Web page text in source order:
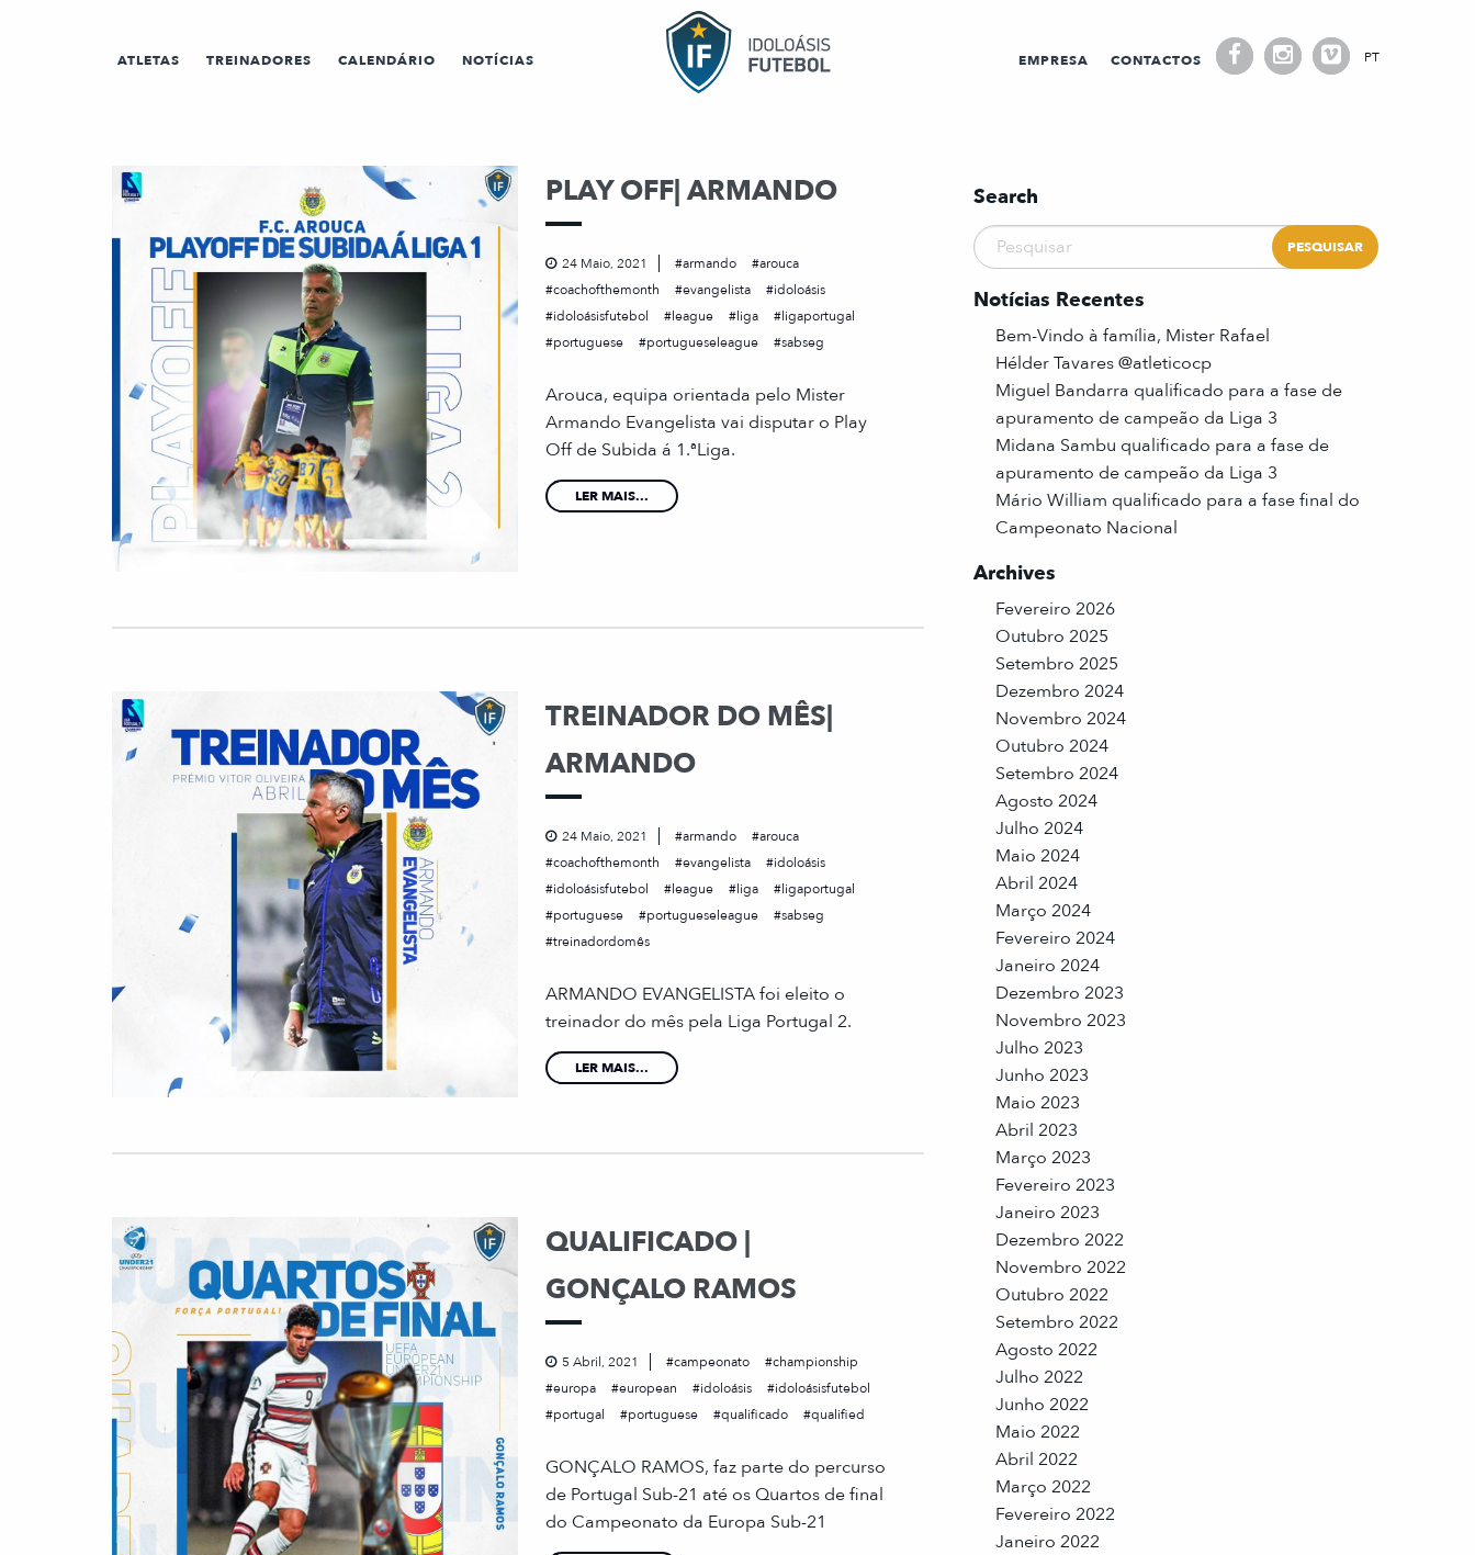
ATLETAS TREINADORES CALENDÁRIO NOTÍCIAS EMPRESA CONTACTOS PT
PLAY OFF| ARMANDO
24 Maio, 2021 armando
arouca
coachofthemonth
evangelista
idoloásis
idoloásisfutebol
league liga
ligaportugal
portuguese
portugueseleague sabseg
Arouca, equipa orientada pelo Mister
Armando Evangelista vai disputar o Play
Off de Subida á 1.ªLiga.
LER MAIS...
TREINADOR DO MÊS|
ARMANDO
24 Maio, 2021 armando
arouca
coachofthemonth
evangelista
idoloásis
idoloásisfutebol
league liga
ligaportugal
portuguese
portugueseleague
sabseg
treinadordomês
ARMANDO EVANGELISTA foi eleito o
treinador do mês pela Liga Portugal 2.
LER MAIS...
QUALIFICADO |
GONÇALO RAMOS
5 Abril, 2021 campeonato
championship
europa
european idoloásis
idoloásisfutebol
portugal
portuguese qualificado qualified
GONÇALO RAMOS, faz parte do percurso
de Portugal Sub-21 até os Quartos de final
do Campeonato da Europa Sub-21
Search
Notícias Recentes
Bem-Vindo à família, Mister Rafael
Hélder Tavares @atleticocp
Miguel Bandarra qualificado para a fase de
apuramento de campeão da Liga 3
Midana Sambu qualificado para a fase de
apuramento de campeão da Liga 3
Mário William qualificado para a fase final do
Campeonato Nacional
Archives
Fevereiro 2026
Outubro 2025
Setembro 2025
Dezembro 2024
Novembro 2024
Outubro 2024
Setembro 2024
Agosto 2024
Julho 2024
Maio 2024
Abril 2024
Março 2024
Fevereiro 2024
Janeiro 2024
Dezembro 2023
Novembro 2023
Julho 2023
Junho 2023
Maio 2023
Abril 2023
Março 2023
Fevereiro 2023
Janeiro 2023
Dezembro 2022
Novembro 2022
Outubro 2022
Setembro 2022
Agosto 2022
Julho 2022
Junho 2022
Maio 2022
Abril 2022
Março 2022
Fevereiro 2022
Janeiro 2022